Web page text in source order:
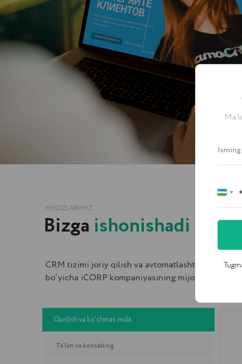
ishonishadi
CRM tizimi joriy qilish va avtomatlashtirishni yaratish
bo‘yicha iCORP kompaniyasining mijozlari
Ta’lim va konsalting
Avtosalon va maxsus jixozlar
Sog‘liqni saqlash va tibbiyot
Informatsion texnologiyalar
Turizm